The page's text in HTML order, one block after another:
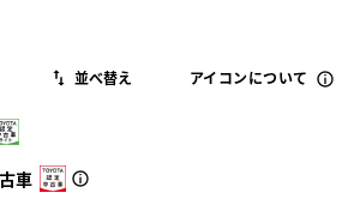
アイコンについて
車